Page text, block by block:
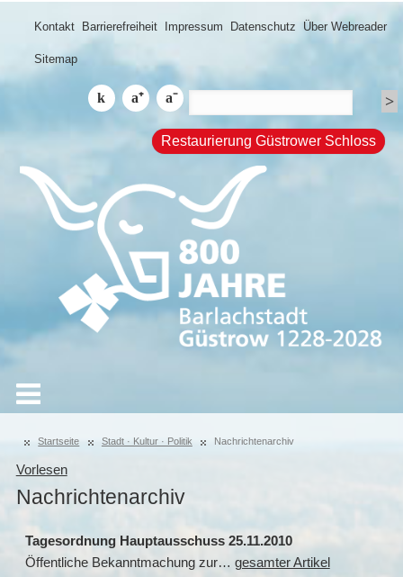
Kontakt Barrierefreiheit Impressum Datenschutz Über Webreader
Sitemap
Restaurierung Güstrower Schloss
Startseite Stadt · Kultur · Politik Nachrichtenarchiv
Vorlesen
Nachrichtenarchiv
Tagesordnung Hauptausschuss 25.11.2010
Öffentliche Bekanntmachung zur… gesamter Artikel